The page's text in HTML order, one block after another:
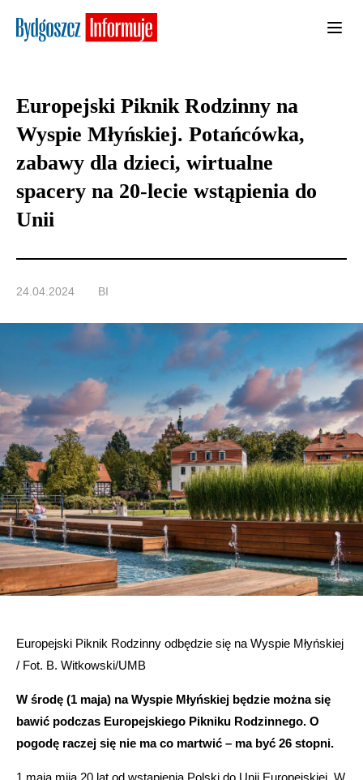
Europejski Piknik Rodzinny na
Wyspie Młyńskiej. Potańcówka,
zabawy dla dzieci, wirtualne
spacery na 20-lecie wstąpienia do
Unii
24.04.2024 BI
Europejski Piknik Rodzinny odbędzie się na Wyspie Młyńskiej
/ Fot. B. Witkowski/UMB
W środę (1 maja) na Wyspie Młyńskiej będzie można się
bawić podczas Europejskiego Pikniku Rodzinnego. O
pogodę raczej się nie ma co martwić – ma być 26 stopni.